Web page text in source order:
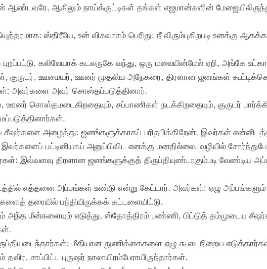
ஆகிலும் நாய்க்குட்டிகள் தங்கள் எஜமான்களின்
ஸ்திரீயே, உன் விசுவாசம் பெரிது; நீ விரும்புகிறபடி உனக்கு
புறப்பட்டு, கலிலேயாக் கடலருகே வந்து, ஒரு மலையின்மேல் ஏறி, அங்கே
குருடர், ஊமையர், ஊனர் முதலிய அநேகரை, திரளான ஜனங்கள்
அவர்களை அவர் சொஸ்தப்படுத்தினார்.
ஊனர் சொஸ்தமடைகிறதையும், சப்பாணிகள் நடக்கிறதையும், குருடர்
சீஷர்களை அழைத்து: ஜனங்களுக்காகப் பரிதபிக்கிறேன், இவர்கள் என்னிடத்தில்
இவர்களைப் பட்டினியாய் அனுப்பிவிட எனக்கு மனதில்லை, வழியில்
இவ்வளவு திரளான ஜனங்களுக்குத் திருப்தியுண்டாகும்படி வேண்டிய
எத்தனை அப்பங்கள் உண்டு என்று கேட்டார். அவர்கள்: ஏழு அப்பங்களும்
தரையில் பந்தியிருக்கக் கட்டளையிட்டு,
அந்த மீன்களையும் எடுத்து, ஸ்தோத்திரம் பண்ணி, பிட்டுத் தம்முடைய
மீதியான துணிக்கைகளை ஏழு கூடைநிறைய
சாப்பிட்ட புருஷர் நாலாயிரம்பேராயிருந்தார்கள்.